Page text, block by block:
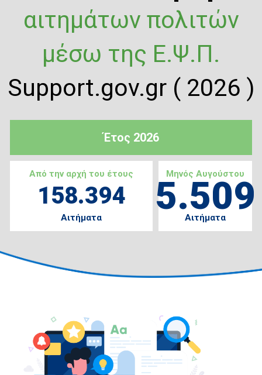
Έτος 2026
Από την αρχή του έτους
158.394
Αιτήματα
Μηνός Αυγούστου
5.509
Αιτήματα
αιτημάτων πολιτών
μέσω της Ε.Ψ.Π.
Support.gov.gr ( 2026 )